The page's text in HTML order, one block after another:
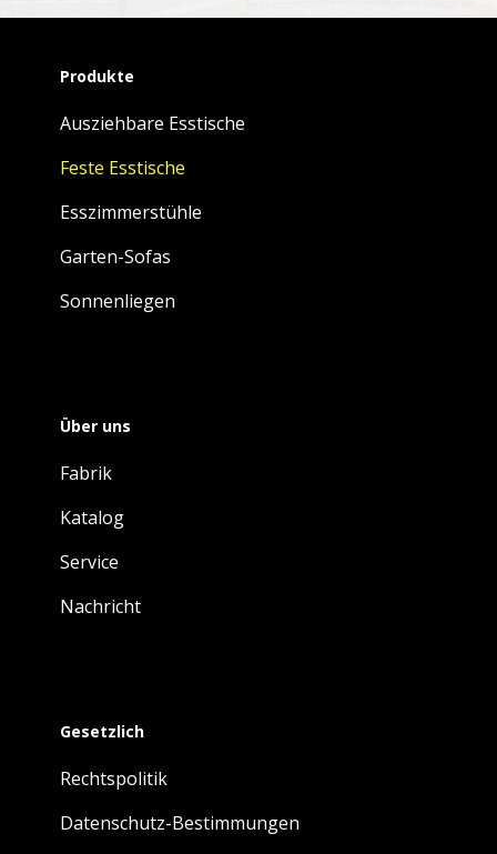
Produkte
Ausziehbare Esstische
Feste Esstische
Esszimmerstühle
Garten-Sofas
Sonnenliegen
Über uns
Fabrik
Katalog
Service
Nachricht
Gesetzlich
Rechtspolitik
Datenschutz-Bestimmungen